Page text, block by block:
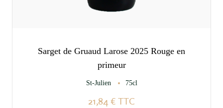
Sarget de Gruaud Larose 2025 Rouge en
primeur
St-Julien 75cl
21,84 €TTC